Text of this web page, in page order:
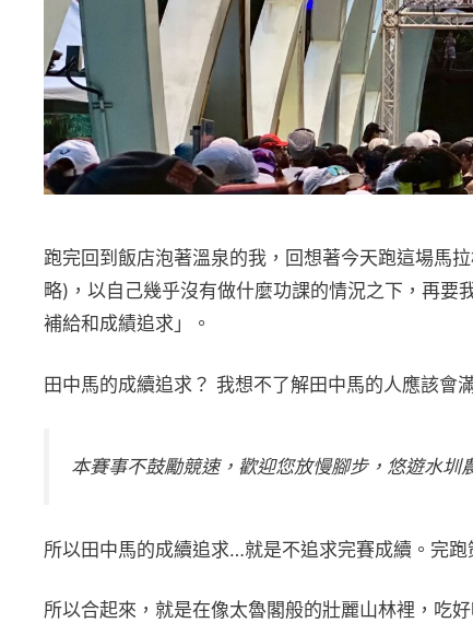
跑完回到飯店泡著溫泉的我，回想著今天跑這場馬
略)，以自己幾乎沒有做什麼功課的情況之下，再要
補給和成績追求」。
田中馬的成續追求？ 我想不了解田中馬的人應該會
本賽事不鼓勵競速，歡迎您放慢腳步，悠遊水圳
所以田中馬的成續追求…就是不追求完賽成續。完跑
所以合起來，就是在像太魯閣般的壯麗山林裡，吃